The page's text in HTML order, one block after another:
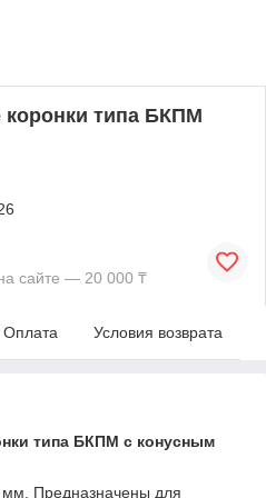
типа БКПМ
сайте — 20 000 ₸
Оплата Условия возврата
типа БКПМ с конусным
Предназначены для